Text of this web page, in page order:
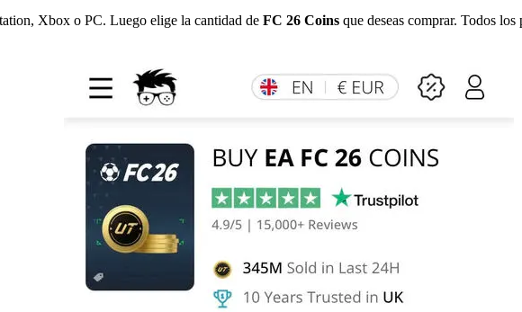
Xbox o PC. Luego elige la cantidad de FC 26 Coins que deseas comprar. Todos